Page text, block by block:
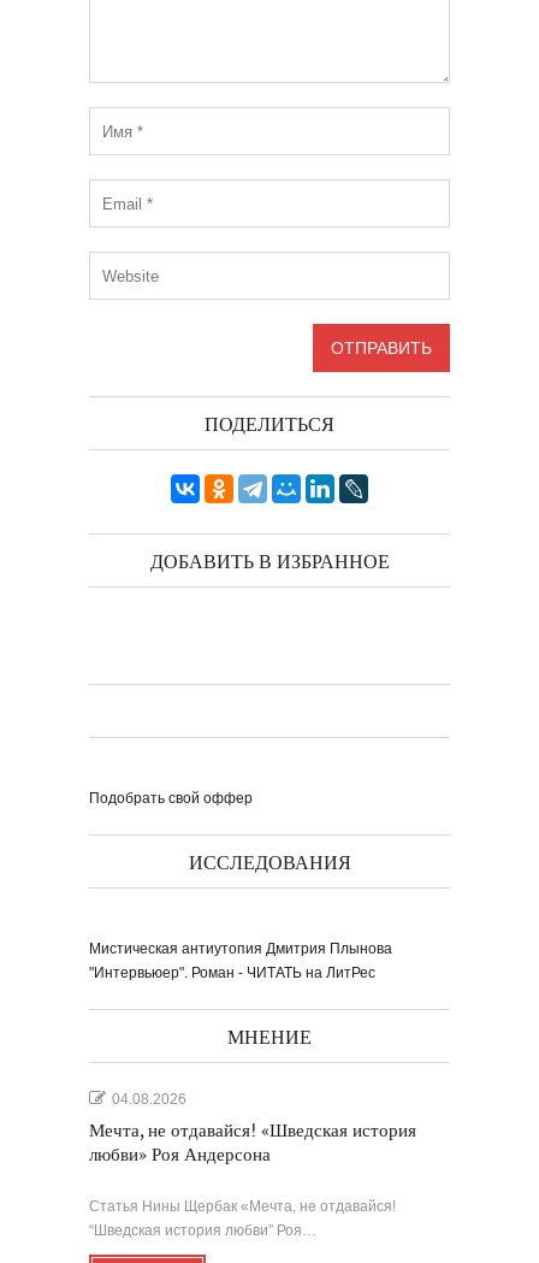
ПОДЕЛИТЬСЯ
ДОБАВИТЬ В ИЗБРАННОЕ
Подобрать свой оффер
ИССЛЕДОВАНИЯ
Мистическая антиутопия Дмитрия Плынова
"Интервьюер". Роман - ЧИТАТЬ на ЛитРес
МНЕНИЕ
04.08.2026
Мечта, не отдавайся! «Шведская история
любви» Роя Андерсона
Статья Нины Щербак «Мечта, не отдавайся!
“Шведская история любви” Роя…